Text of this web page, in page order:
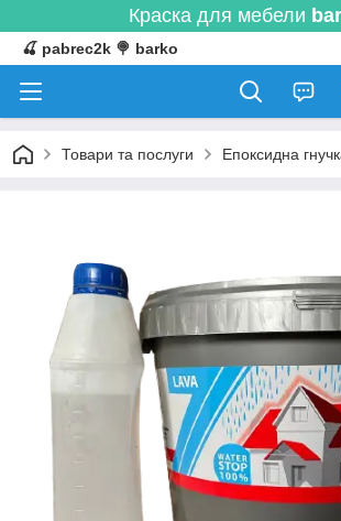
Краска для мебели
🍒 pabrec2k 🍭 barko
Товари та послуги Епоксидна